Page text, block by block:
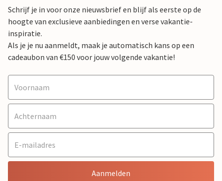
Schrijf je in voor onze nieuwsbrief en blijf als eerste op de
hoogte van exclusieve aanbiedingen en verse vakantie-
inspiratie.
Als je je nu aanmeldt, maak je automatisch kans op een
cadeaubon van €150 voor jouw volgende vakantie!
Aanmelden